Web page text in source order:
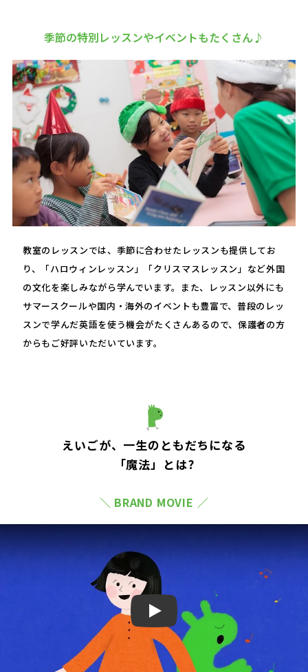
季節の特別レッスンやイベントもたくさん♪
教室のレッスンでは、季節に合わせたレッスンも提供してお
り、「ハロウィンレッスン」「クリスマスレッスン」など外国
の文化を楽しみながら学んでいます。また、レッスン以外にも
サマースクールや国内・海外のイベントも豊富で、普段のレッ
スンで学んだ英語を使う機会がたくさんあるので、保護者の方
からもご好評いただいています。
えいごが、一生のともだちになる
「魔法」とは?
＼ BRAND MOVIE ／